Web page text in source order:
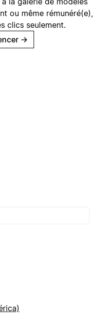
ou même rémunéré(e),
clics seulement.
→